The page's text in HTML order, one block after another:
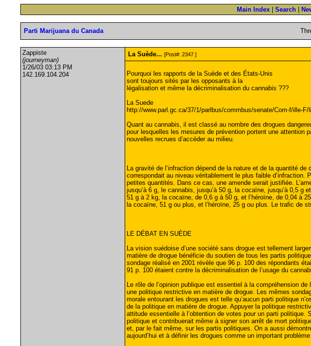
Main Index Search
Parti Marijuana du Canada
Zappiste
(journeyman)
1/26/03 03:13 PM
142.169.104.204
La Suède... [Post#: 2347 ]
Pourquoi les rapports de la Suède et des États-Unis
sont toujours sités par les opposants à la
légalisation et même la décriminalisation du cannabis ???
La Suede
http://www.parl.gc.ca/37/1/parlbus/commbus/senate/Com-f/ille-F/
Quant au cannabis, il est classé au nombre des drogues
pour lesquelles les mesures de prévention portent une attention
nouvelles recrues d’accéder au milieu.
La gravité de l’infraction dépend de la nature et de la quantité
correspondait au niveau véritablement le plus faible d’infraction.
petites quantités. Dans ce cas, une amende serait justifiée.
jusqu’à 6 g, le cannabis, jusqu’à 50 g, la cocaïne, jusqu’à 0,5
51 g à 2 kg, la cocaïne, de 0,6 g à 50 g, et l’héroïne, de 0,04 à
la cocaïne, 51 g ou plus, et l’héroïne, 25 g ou plus. Le trafic de
LE DÉBAT EN SUÈDE
La vision suédoise d’une société sans drogue est tellement
matière de drogue bénéficie du soutien de tous les partis
sondage réalisé en 2001 révèle que 96 p. 100 des répondants
91 p. 100 étaient contre la décriminalisation de l’usage du
Le rôle de l’opinion publique est essentiel à la compréhension
une politique restrictive en matière de drogue. Les mêmes
morale entourant les drogues est telle qu’aucun parti politique
de la politique en matière de drogue. Appuyer la politique
attitude essentielle à l’obtention de votes pour un parti politique.
politique et contribuerait même à signer son arrêt de mort
et, par le fait même, sur les partis politiques. On a aussi
aujourd’hui et à définir les drogues comme un important